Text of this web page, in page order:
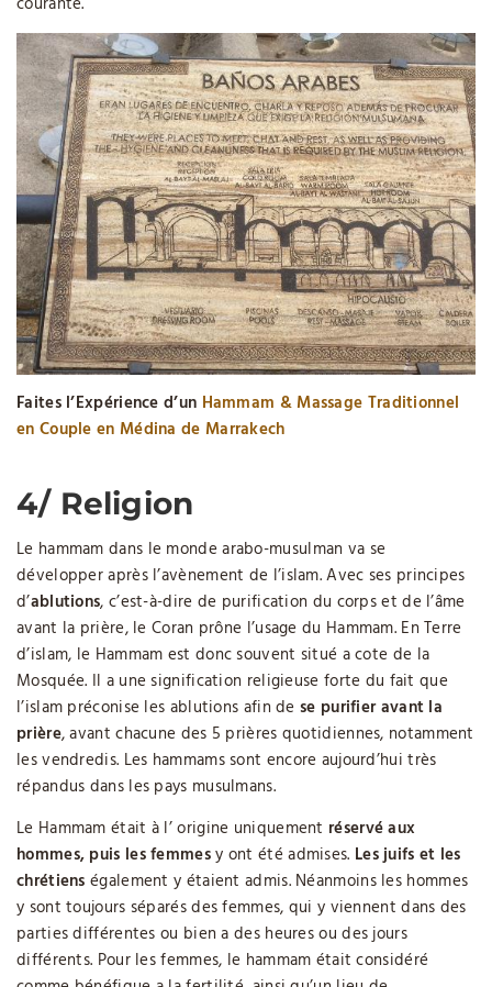
Faites l’Expérience d’un Hammam & Massage Traditionnel
en Couple en Médina de Marrakech
4/ Religion
Le hammam dans le monde arabo-musulman va se
développer après l’avènement de l’islam. Avec ses principes
d’ablutions, c’est-à-dire de purification du corps et de l’âme
avant la prière, le Coran prône l’usage du Hammam. En Terre
d’islam, le Hammam est donc souvent situé a cote de la
Mosquée. Il a une signification religieuse forte du fait que
l’islam préconise les ablutions afin dese purifier avant la
prière, avant chacune des 5 prières quotidiennes, notamment
les vendredis. Les hammams sont encore aujourd’hui très
répandus dans les pays musulmans.
Le Hammam était à l’ origine uniquement réservé aux
hommes, puis les femmesy ont été admises. Les juifs et les
chrétiens également y étaient admis. Néanmoins les hommes
y sont toujours séparés des femmes, qui y viennent dans des
parties différentes ou bien a des heures ou des jours
différents. Pour les femmes, le hammam était considéré